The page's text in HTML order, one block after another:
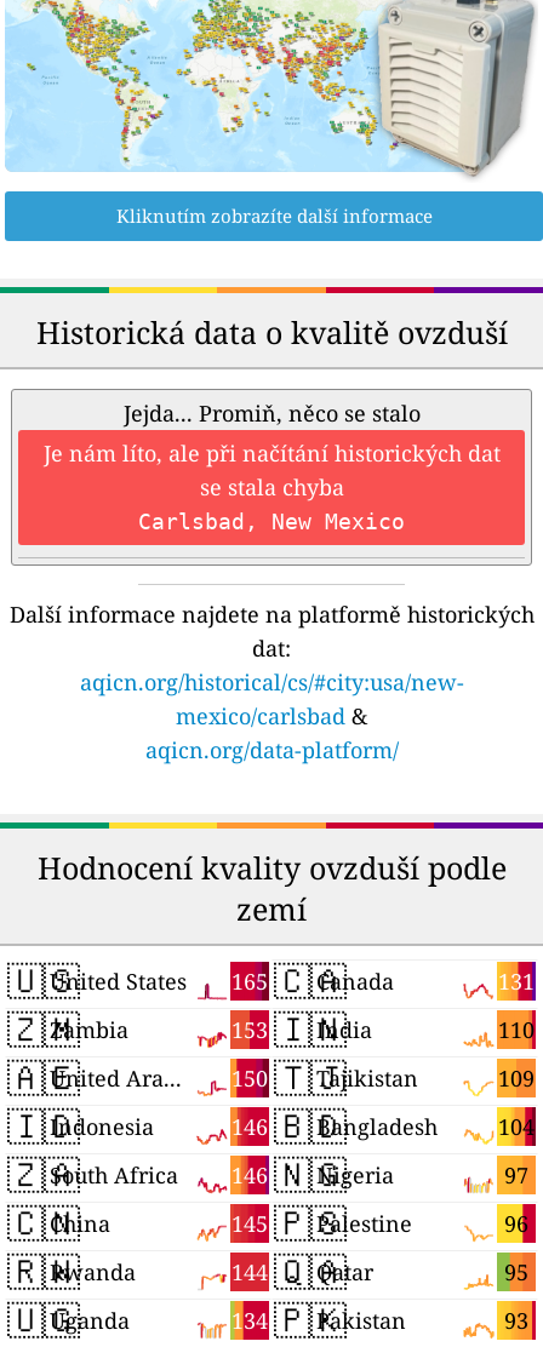
Kliknutím zobrazíte další informace
Historická data o kvalitě ovzduší
Jejda... Promiň, něco se stalo
Je nám líto, ale při načítání historických dat
se stala chyba
Carlsbad, New Mexico
Další informace najdete na platformě historických
dat:
aqicn.org/historical/cs/#city:usa/new-
mexico/carlsbad &
aqicn.org/data-platform/
Hodnocení kvality ovzduší podle
zemí
🇺🇸 165
United States
🇿🇲 153
Zambia
🇦🇪 150
United Arab Emirates
🇮🇩 146
Indonesia
🇿🇦 146
South Africa
🇨🇳 145
China
🇷🇼 144
Rwanda
🇺🇬 134
Uganda
🇨🇦 131
Canada
🇮🇳 110
India
🇹🇯 109
Tajikistan
🇧🇩 104
Bangladesh
🇳🇬 97
Nigeria
🇵🇸 96
Palestine
🇶🇦 95
Qatar
🇵🇰 93
Pakistan